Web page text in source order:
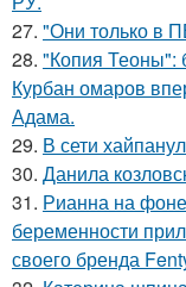
27. "Они только в
28. "Копия Теоны":
Курбан омаров
Адама.
29. В сети
30. Данила
31. Рианна на
беременности
своего бренда